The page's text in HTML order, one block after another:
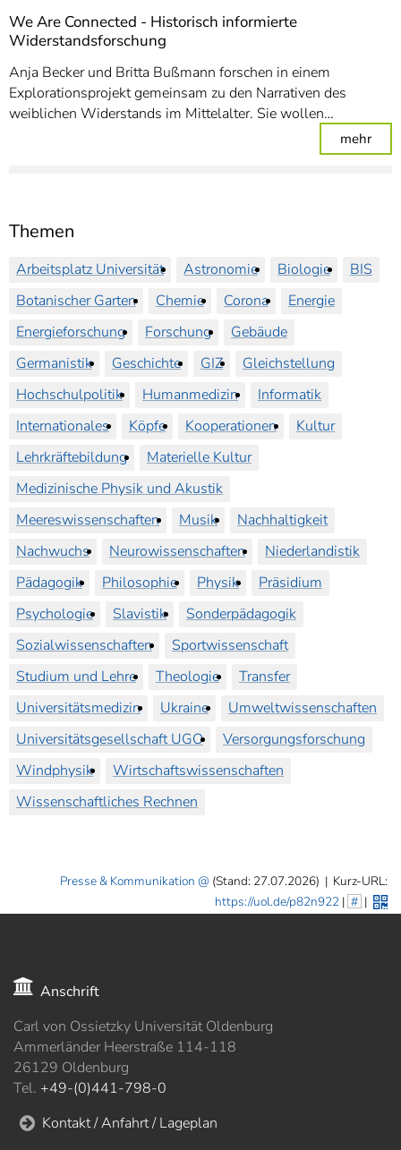
Themen
Arbeitsplatz Universität Astronomie Biologie
BIS
Botanischer Garten
Chemie Corona
Energie
Energieforschung
Forschung
Gebäude
Germanistik
Geschichte GIZ
Gleichstellung
Hochschulpolitik
Humanmedizin
Informatik
Internationales
Köpfe Kooperationen
Kultur
Lehrkräftebildung
Materielle Kultur
Medizinische Physik und Akustik
Meereswissenschaften
Musik
Nachhaltigkeit
Nachwuchs
Neurowissenschaften
Niederlandistik
Pädagogik
Philosophie Physik
Präsidium
Psychologie
Slavistik
Sonderpädagogik
Sozialwissenschaften
Sportwissenschaft
Studium und Lehre
Theologie
Transfer
Universitätsmedizin
Ukraine
Umweltwissenschaften
Universitätsgesellschaft UGO
Versorgungsforschung
Windphysik
Wirtschaftswissenschaften
Wissenschaftliches Rechnen
We Are Connected - Historisch informierte
Widerstandsforschung
Anja Becker und Britta Bußmann forschen in einem
Explorationsprojekt gemeinsam zu den Narrativen des
weiblichen Widerstands im Mittelalter. Sie wollen…
mehr:
Presse & Kommunikation (Stand: 27.07.2026) | Kurz-URL:
https://uol.de/p82n922| # |
Anschrift
Carl von Ossietzky Universität Oldenburg
Ammerländer Heerstraße 114-118
26129 Oldenburg
Tel. +49-(0)441-798-0
Kontakt / Anfahrt / Lageplan